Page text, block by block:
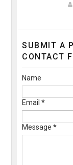
SUBMIT A
CONTACT
Name
Email *
Message *